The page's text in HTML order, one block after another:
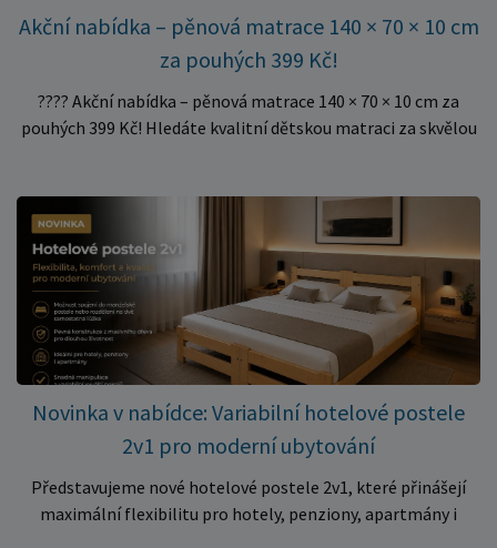
Akční nabídka – pěnová matrace 140 × 70 × 10 cm
za pouhých 399 Kč!
???? Akční nabídka – pěnová matrace 140 × 70 × 10 cm za
pouhých 399 Kč! Hledáte kvalitní dětskou matraci za skvělou
✅ Pohodlné pěnové jádro pro komfortní spánek dítěte ✅
Skvělá volba do dětských postýlek ✅ Výjimečně výhodná cena
– jen 399 Kč Využijte této mimořádné nabídky a pořiďte
kvalitní matraci za cenu, která patří k nejvýhodnějším na
trhu. Akce platí pouze do vyprodání zásob. Nakupujte chytře a
ušetřete!
Novinka v nabídce: Variabilní hotelové postele
2v1 pro moderní ubytování
Představujeme nové hotelové postele 2v1, které přinášejí
maximální flexibilitu pro hotely, penziony, apartmány i